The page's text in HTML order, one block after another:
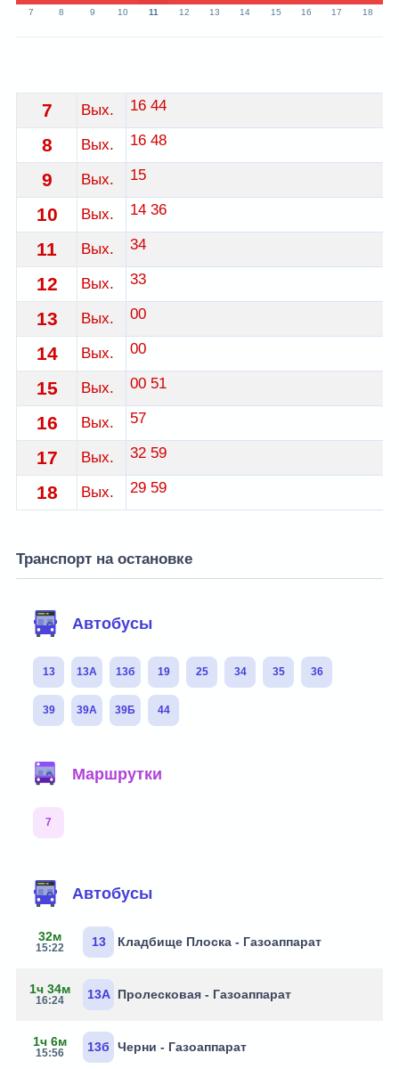
7 8 9 10 11 12 13 14 15 16 17 18
Расписание 25 автобуса Брест по остановке
7 Вых. 16 44
8 Вых. 16 48
9 Вых. 15
10 Вых. 14 36
11 Вых. 34
12 Вых. 33
13 Вых. 00
14 Вых. 00
15 Вых. 00 51
16 Вых. 57
17 Вых. 32 59
18 Вых. 29 59
Транспорт на остановке
Автобусы
13 13А 13б 19 25 34 35 36
39 39А 39Б 44
Маршрутки
7
Автобусы
32м
15:22 13 Кладбище Плоска - Газоаппарат
1ч 34м
16:24 13А Пролесковая - Газоаппарат
1ч 6м
15:56 13б Черни - Газоаппарат